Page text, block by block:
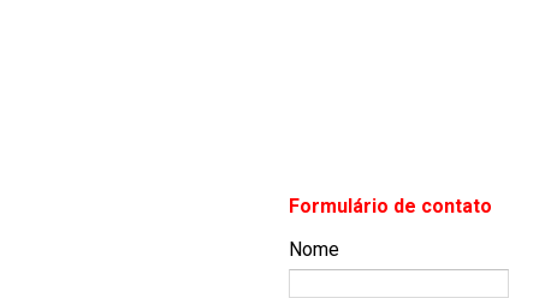
Formulário de contato
Nome